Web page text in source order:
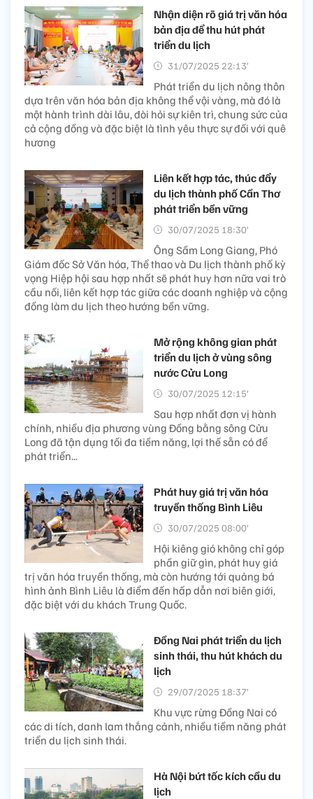
Nhận diện rõ giá trị văn hóa
bản địa để thu hút phát
triển du lịch
31/07/2025 22:13’
Phát triển du lịch nông thôn
dựa trên văn hóa bản địa không thể vội vàng, mà đó là
một hành trình dài lâu, đòi hỏi sự kiên trì, chung sức của
cả cộng đồng và đặc biệt là tình yêu thực sự đối với quê
hương
Liên kết hợp tác, thúc đẩy
du lịch thành phố Cần Thơ
phát triển bền vững
30/07/2025 18:30’
Ông Sầm Long Giang, Phó
Giám đốc Sở Văn hóa, Thể thao và Du lịch thành phố kỳ
vọng Hiệp hội sau hợp nhất sẽ phát huy hơn nữa vai trò
cầu nối, liên kết hợp tác giữa các doanh nghiệp và cộng
đồng làm du lịch theo hướng bền vững.
Mở rộng không gian phát
triển du lịch ở vùng sông
nước Cửu Long
30/07/2025 12:15’
Sau hợp nhất đơn vị hành
chính, nhiều địa phương vùng Đồng bằng sông Cửu
Long đã tận dụng tối đa tiềm năng, lợi thế sẵn có để
phát triển...
Phát huy giá trị văn hóa
truyền thống Bình Liêu
30/07/2025 08:00’
Hội kiêng gió không chỉ góp
phần giữ gìn, phát huy giá
trị văn hóa truyền thống, mà còn hướng tới quảng bá
hình ảnh Bình Liêu là điểm đến hấp dẫn nơi biên giới,
đặc biệt với du khách Trung Quốc.
Đồng Nai phát triển du lịch
sinh thái, thu hút khách du
lịch
29/07/2025 18:37’
Khu vực rừng Đồng Nai có
các di tích, danh lam thắng cảnh, nhiều tiềm năng phát
triển du lịch sinh thái.
Hà Nội bứt tốc kích cầu du
lịch